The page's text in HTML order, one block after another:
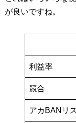
が良いですね。
利益率
競合
アカBANリ